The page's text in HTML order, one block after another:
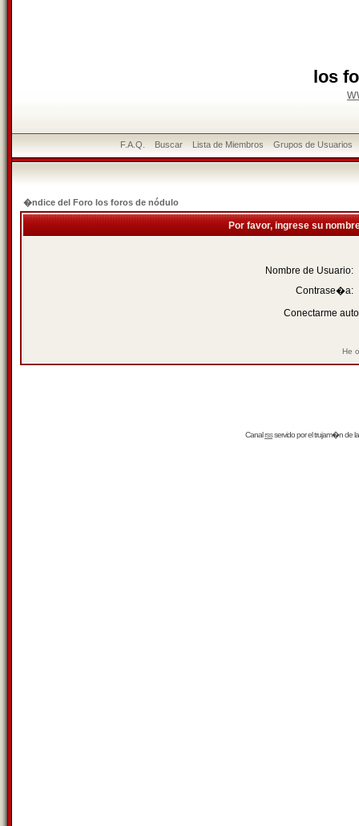
los
F.A.Q. Buscar Lista de Miembros Grupos de Usuarios
�ndice del Foro los foros de nódulo
Por favor, ingrese su
Nombre de Usuario:
Contrase�a:
Conectarme
He
Canalrssservido por eltrujam�nde